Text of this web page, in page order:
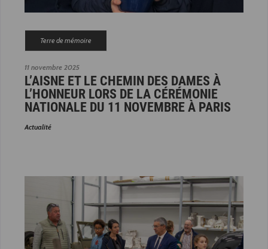
11 novembre 2025
Terre de mémoire
L’AISNE ET LE CHEMIN DES DAMES À
L’HONNEUR LORS DE LA CÉRÉMONIE
NATIONALE DU 11 NOVEMBRE À PARIS
Actualité